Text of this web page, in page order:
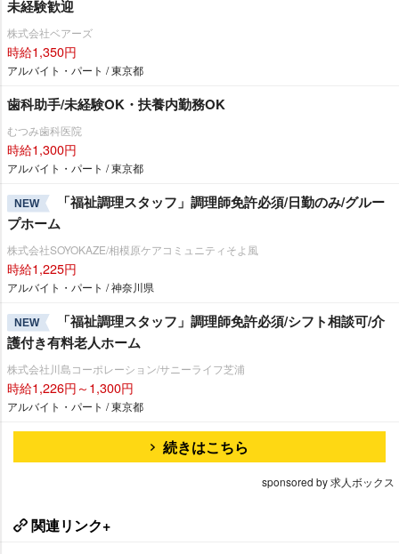
未経験歓迎
株式会社ベアーズ
時給1,350円
アルバイト・パート / 東京都
歯科助手/未経験OK・扶養内勤務OK
むつみ歯科医院
時給1,300円
アルバイト・パート / 東京都
NEW
「福祉調理スタッフ」調理師免許必須/日勤のみ/グルー
プホーム
株式会社SOYOKAZE/相模原ケアコミュニティそよ風
時給1,225円
アルバイト・パート / 神奈川県
NEW
「福祉調理スタッフ」調理師免許必須/シフト相談可/介
護付き有料老人ホーム
株式会社川島コーポレーション/サニーライフ芝浦
時給1,226円～1,300円
アルバイト・パート / 東京都
続きはこちら
sponsored by 求人ボックス
関連リンク+